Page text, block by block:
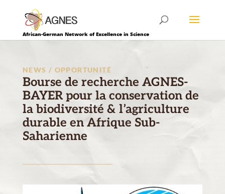
African-German Network of Excellence in Science
NEWS / OPPORTUNITÉ
Bourse de recherche AGNES-
BAYER pour la conservation de
la biodiversité & l’agriculture
durable en Afrique Sub-
Saharienne